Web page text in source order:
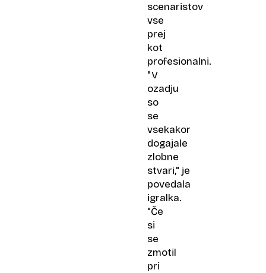
scenaristov
vse
prej
kot
profesionalni.
"V
ozadju
so
se
vsekakor
dogajale
zlobne
stvari," je
povedala
igralka.
"Če
si
se
zmotil
pri